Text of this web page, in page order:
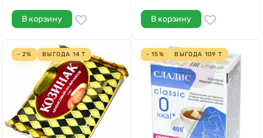
В корзину В корзину
- 2% ВЫГОДА 14 Т - 15% ВЫГОДА 109 Т